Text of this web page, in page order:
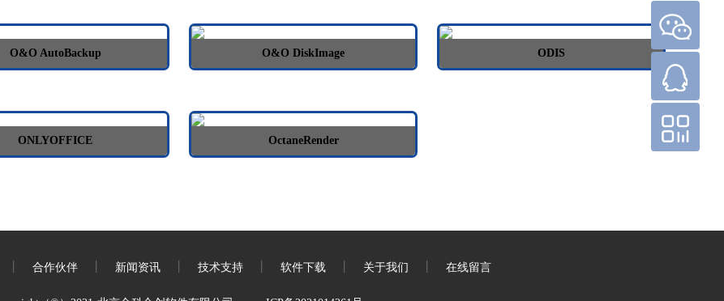
O&O AutoBackup O&O DiskImage ODIS
ONLYOFFICE OctaneRender
合作伙伴 新闻资讯 技术支持 软件下载 关于我们 在线留言
15210221926
Goldk-AGE
QQ客服